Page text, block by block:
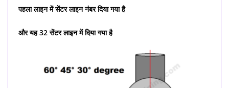
पहला लाइन में सेंटर लाइन नंबर दिया गया है
और यह 32 सेंटर लाइन में दिया गया है